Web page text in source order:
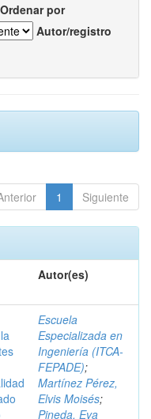
Ordenar por
Autor/registro
1 Siguiente
Autor(es)
Escuela
Especializada en
Ingeniería (ITCA-
FEPADE);
Martínez Pérez,
Elvis Moisés;
Pineda, Eva